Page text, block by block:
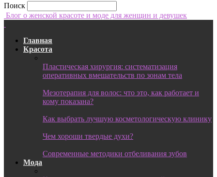
Поиск
Блог о женской красоте и моде для женщин и девушек
Главная
Красота
Пластическая хирургия: систематизация
оперативных вмешательств по зонам тела
Мезотерапия для волос: что это, как работает и
кому показана?
Как выбрать лучшую косметологическую клинику
Чем хороши твердые духи?
Современные методики отбеливания зубов
Мода